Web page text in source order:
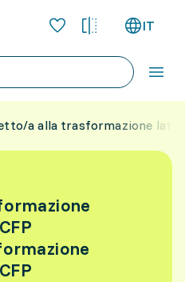
IT
a alla trasformazione